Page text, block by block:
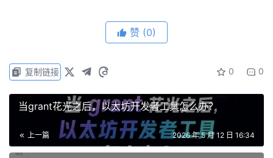
从核心业务来看，USDC继续担当增长引擎。一季度USDC
达21.5万亿美元，同比暴增263%；平台内USDC持有量达
值得注意的是，据瑞穗证券今年3月分析披露，USDC首次
在交易量上超过了Tether的USDT，前者调整后的交易量约
为2.2万亿美元，而后者为1.3万亿美元。 Visa也披露数据
赞 (0)
0 0
复制链接
当grant花光之后，以太坊开发者工具怎么办？
上一篇 2026 年 5 月 12 日 16:34